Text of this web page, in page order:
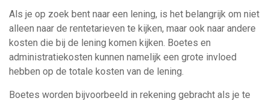
Als je op zoek bent naar een lening, is het belangrijk om niet
alleen naar de rentetarieven te kijken, maar ook naar andere
kosten die bij de lening komen kijken. Boetes en
administratiekosten kunnen namelijk een grote invloed
hebben op de totale kosten van de lening.
Boetes worden bijvoorbeeld in rekening gebracht als je te